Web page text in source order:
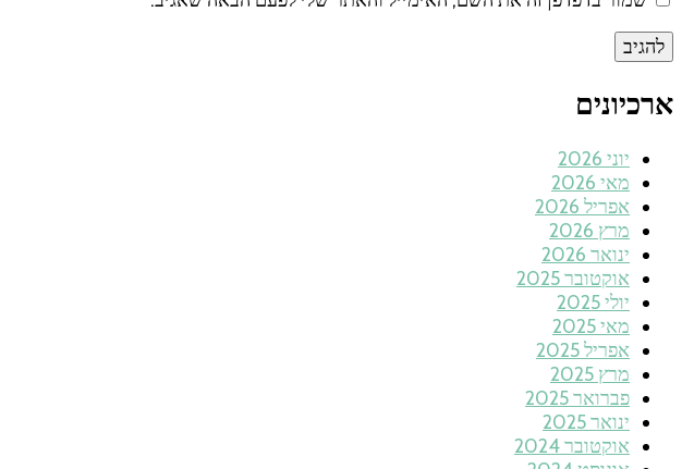
ארכיונים
יוני 2026
מאי 2026
אפריל 2026
מרץ 2026
ינואר 2026
אוקטובר 2025
יולי 2025
מאי 2025
אפריל 2025
מרץ 2025
פברואר 2025
ינואר 2025
אוקטובר 2024